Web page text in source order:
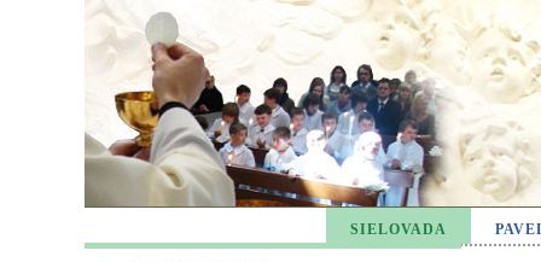
SIELOVADA